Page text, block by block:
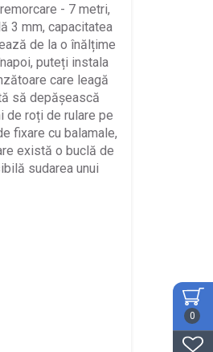
0
- 7 metri,
3 mm, capacitatea
de la o înălțime
puteți instala
care leagă
să depășească
de roți de rulare pe
fixare cu balamale,
există o buclă de
sudarea unui